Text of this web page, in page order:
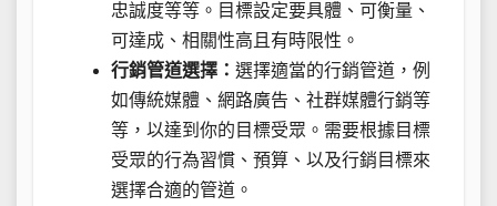
忠誠度等等。目標設定要具體、可衡量、
可達成、相關性高且有時限性。
行銷管道選擇： 選擇適當的行銷管道，例
如傳統媒體、網路廣告、社群媒體行銷等
等，以達到你的目標受眾。需要根據目標
受眾的行為習慣、預算、以及行銷目標來
選擇合適的管道。